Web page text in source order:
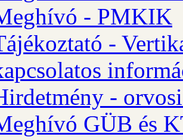
- PMKIK
-
-
GÜB és